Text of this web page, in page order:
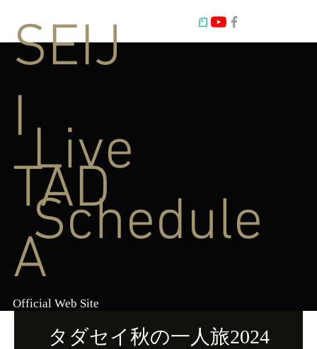
タダセイ秋の一人旅2024
Live
Schedule
SEIJ
I
TAD
A
Official Web Site